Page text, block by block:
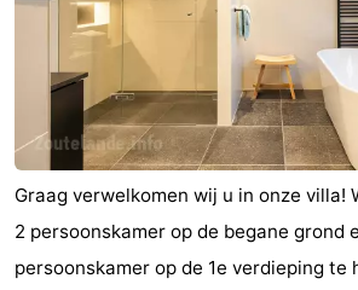
Graag verwelkomen wij u in onze villa!
2 persoonskamer op de begane grond
persoonskamer op de 1e verdieping te